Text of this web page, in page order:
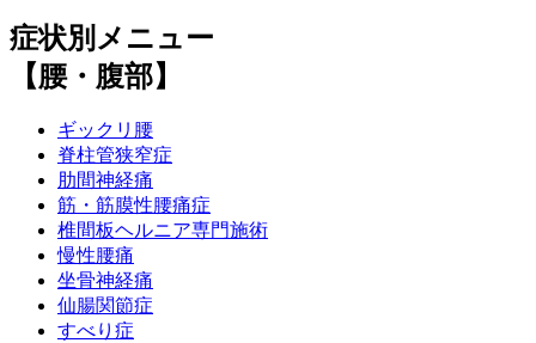
症状別メニュー
【腰・腹部】
ギックリ腰
脊柱管狭窄症
肋間神経痛
筋・筋膜性腰痛症
椎間板ヘルニア専門施術
慢性腰痛
坐骨神経痛
仙腸関節症
すべり症